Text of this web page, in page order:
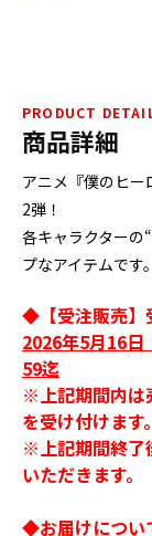
PRODUCT
商品詳細
アニメ『僕のヒ
2弾！
各キャラクターの
プなアイテムです。
◆【受注販売】
2026年5月16日
59迄
※上記期間内は
を受け付けます。
※上記期間終了
いただきます。
◆お届けについ